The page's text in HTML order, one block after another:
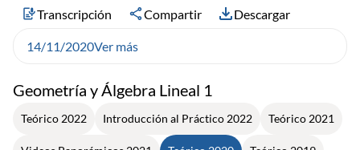
Geometría y Álgebra Lineal 1
Teórico 2022 Introducción al Práctico 2022 Teórico 2021
Transcripción Compartir Descargar
14/11/2020Ver más